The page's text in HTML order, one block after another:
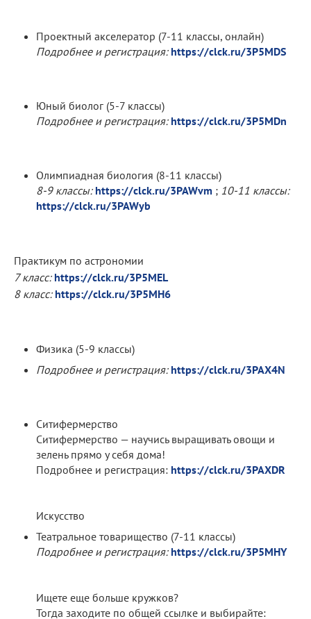
Проектный акселератор (7-11 классы, онлайн)
Подробнее и регистрация: https://clck.ru/3P5MDS
Юный биолог (5-7 классы)
Подробнее и регистрация: https://clck.ru/3P5MDn
Олимпиадная биология (8-11 классы)
8-9 классы: https://clck.ru/3PAWvm ; 10-11 классы:
https://clck.ru/3PAWyb
Практикум по астрономии
7 класс: https://clck.ru/3P5MEL
8 класс: https://clck.ru/3P5MH6
Физика (5-9 классы)
Подробнее и регистрация: https://clck.ru/3PAX4N
Ситифермерство
Ситифермерство — научись выращивать овощи и
зелень прямо у себя дома!
Подробнее и регистрация: https://clck.ru/3PAXDR
Искусство
Театральное товарищество (7-11 классы)
Подробнее и регистрация: https://clck.ru/3P5MHY
Ищете еще больше кружков?
Тогда заходите по общей ссылке и выбирайте: